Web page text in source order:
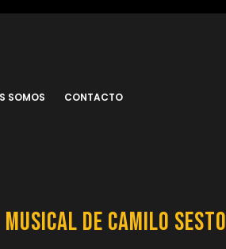
SOMOS CONTACTO
de Camilo Sesto